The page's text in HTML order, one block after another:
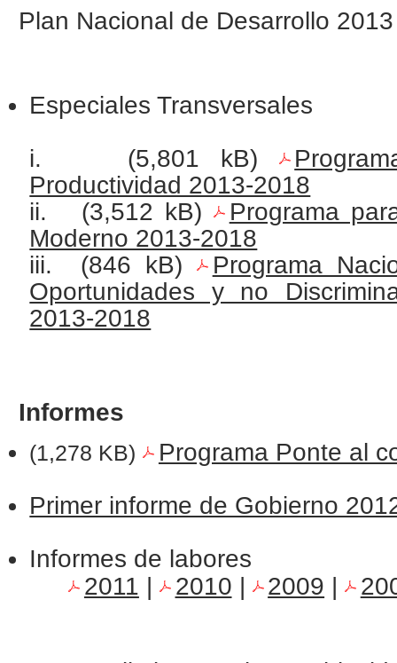
Plan Nacional de Desarrollo
Especiales Transversales
i.
(5,801 kB)
Productividad 2013-2018
ii. (3,512 kB)
Programa
Moderno 2013-2018
iii. (846 kB)
Programa
Oportunidades y no
2013-2018
Informes
(1,278 KB)
Programa Ponte al
Primer informe de Gobierno
Informes de labores
2011 | 2010 | 2009 |